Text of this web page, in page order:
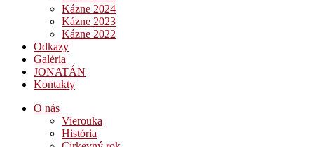
Kázne 2024
Kázne 2023
Kázne 2022
Odkazy
Galéria
JONATÁN
Kontakty
O nás
Vierouka
História